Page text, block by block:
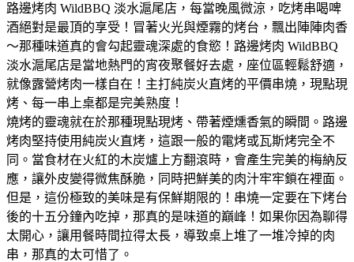
路邊烤肉 WildBBQ 淡水滬尾店，每當晚風微涼，吃烤串喝啤
酒絕對是最頂的享受！冒著火光與煙霧的烤台，飄出陣陣肉香
～那種味道真的會勾起靈魂深處的食慾！路邊烤肉 WildBBQ
淡水滬尾店是當地熱門的宵夜聚餐好去處，座位區輕鬆舒適，
就像露營烤肉一樣自在！主打純炭火直烤的平價串燒，現點現
烤、每一串上桌都是完美熟度！
燒烤的靈魂就在於那種現點現烤、帶著煙燻香氣的瞬間。路邊
烤肉堅持使用純炭火直烤，這跟一般的電烤或瓦斯烤完全不
同。當食材在火紅的木炭爐上方翻滾時，會產生完美的梅納反
應，讓外皮變得微焦酥脆，同時把鮮美的肉汁牢牢鎖在裡面。
但是，這份極致的美味是有保鮮期限的！串燒一定要在下烤台
後的十五分鐘內吃掉，那真的是味道的巔峰！如果你因為聊得
太開心，讓用餐時間拉得太長，導致桌上堆了一堆冷掉的肉
串，那真的太可惜了。